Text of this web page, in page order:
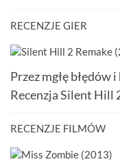
RECENZJE GIER
Przez mgłę
Recenzja Silent Hill
RECENZJE FILMÓW